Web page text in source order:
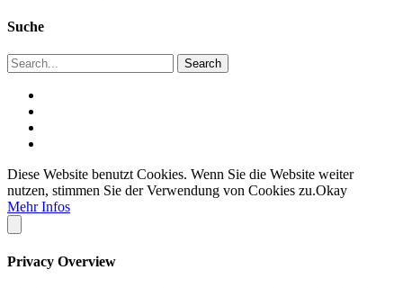
Suche
Diese Website benutzt Cookies. Wenn Sie die Website weiter
nutzen, stimmen Sie der Verwendung von Cookies zu.Okay
Mehr Infos
Privacy Overview